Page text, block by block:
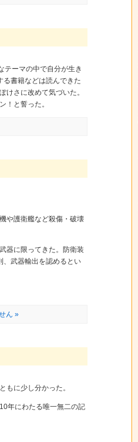
テーマの中で自分が生き
る書籍などは読んできた
けさに改めて気づいた。
！と誓った。
や護衛艦など殺傷・破壊
器に限ってきた。防衛装
、武器輸出を認めるとい
ん »
もに少し分かった。
年にわたる唯一無二の記